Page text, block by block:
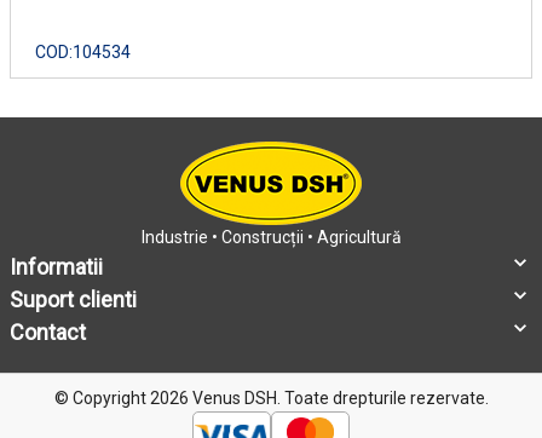
COD:104534
Industrie • Construcții • Agricultură
Informatii
Suport clienti
Contact
© Copyright 2026 Venus DSH. Toate drepturile rezervate.